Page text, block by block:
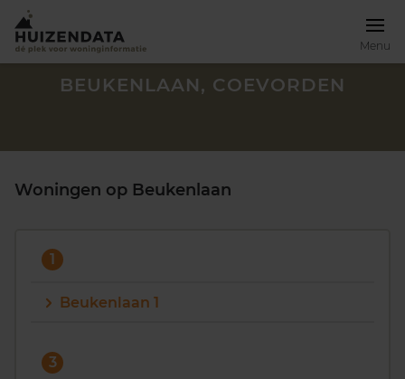
Menu
Zoek een woning
BEUKENLAAN, COEVORDEN
Woningen op Beukenlaan
1
Beukenlaan 1
3